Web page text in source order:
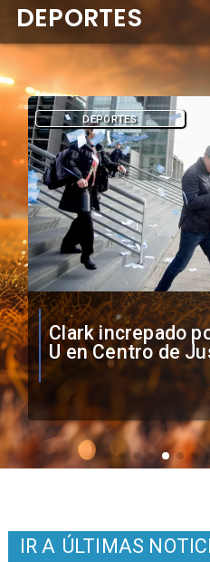
Vozinha firma
Colo como nuevo
DEPORTES
DEPORTES
IR A ÚLTIMAS